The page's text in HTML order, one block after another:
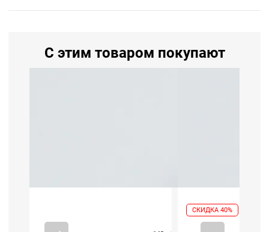
С этим товаром покупают